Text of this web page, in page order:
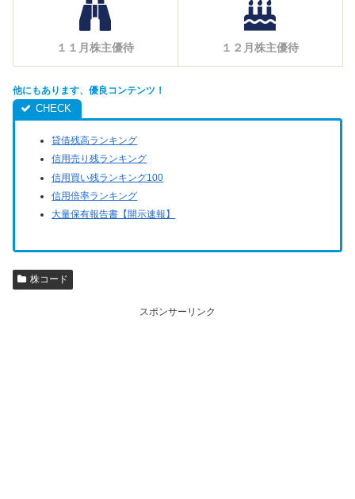
１１月株主優待 １２月株主優待
他にもあります、優良コンテンツ！
貸借残高ランキング
信用売り残ランキング
信用買い残ランキング100
信用倍率ランキング
大量保有報告書【開示速報】
株コード
スポンサーリンク